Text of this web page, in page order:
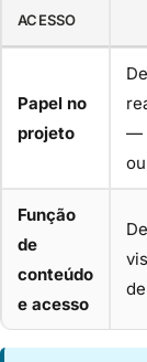
ACESSO
Papel no
projeto
—
Função
de
conteúdo
e acesso